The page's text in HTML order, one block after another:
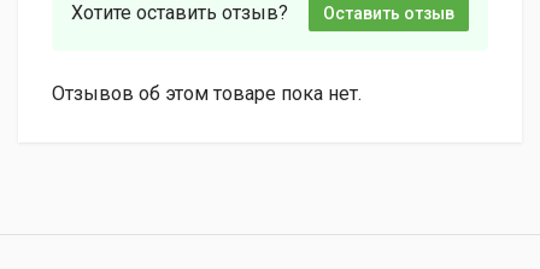
Хотите оставить отзыв? Оставить отзыв
Отзывов об этом товаре пока нет.